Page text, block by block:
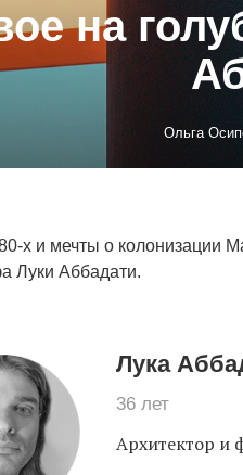
на
Ольга
х и мечты о колонизации
Луки Аббадати.
Лука
36 лет
Архитектор и